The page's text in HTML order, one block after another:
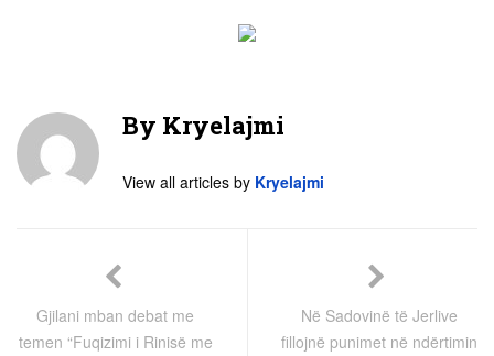
By Kryelajmi
View all articles by Kryelajmi
Gjilani mban debat me
temen “Fuqizimi i Rinisë me
Në Sadovinë të Jerlive
fillojnë punimet në ndërtimin